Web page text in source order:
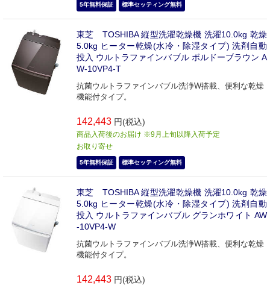
5年無料保証 標準セッティング無料
東芝 TOSHIBA 縦型洗濯乾燥機 洗濯10.0kg 乾燥
5.0kg ヒーター乾燥(水冷・除湿タイプ) 洗剤自動
投入 ウルトラファインバブル ボルドーブラウン A
W-10VP4-T
抗菌ウルトラファインバブル洗浄W搭載、便利な乾燥
機能付タイプ。
142,443 円(税込)
商品入荷後のお届け ※9月上旬以降入荷予定
お取り寄せ
5年無料保証 標準セッティング無料
東芝 TOSHIBA 縦型洗濯乾燥機 洗濯10.0kg 乾燥
5.0kg ヒーター乾燥(水冷・除湿タイプ) 洗剤自動
投入 ウルトラファインバブル グランホワイト AW
-10VP4-W
抗菌ウルトラファインバブル洗浄W搭載、便利な乾燥
機能付タイプ。
142,443 円(税込)